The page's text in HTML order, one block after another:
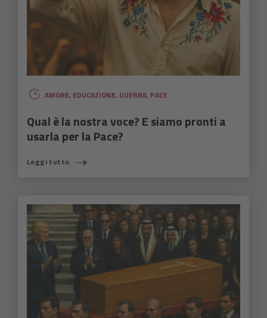
AMORE, EDUCAZIONE, GUERRA, PACE
Qual è la nostra voce? E siamo pronti a
usarla per la Pace?
Leggi tutto